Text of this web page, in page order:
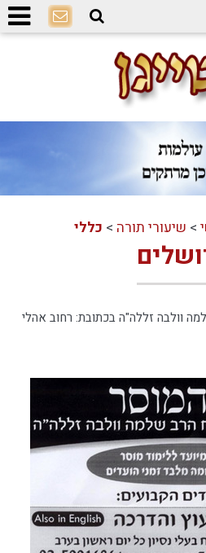
> שיעורי תורה > כללי
וולבה זללה"ה בכתובת: רחוב אהלי